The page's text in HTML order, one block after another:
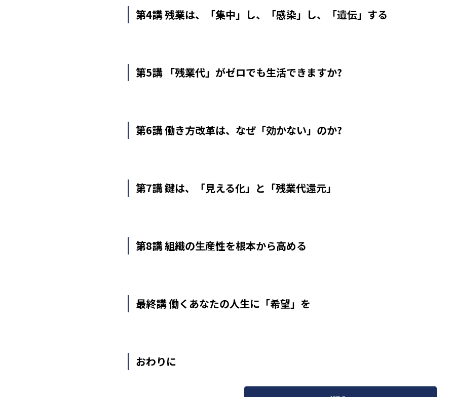
第4講 残業は、「集中」し、「感染」し、「遺伝」する
第5講 「残業代」がゼロでも生活できますか?
第6講 働き方改革は、なぜ「効かない」のか?
第7講 鍵は、「見える化」と「残業代還元」
第8講 組織の生産性を根本から高める
最終講 働くあなたの人生に「希望」を
おわりに